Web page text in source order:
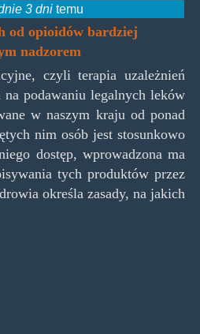
3 dni temu
od opioidów bardziej
nadzorem
czyli terapia uzależnień
podawaniu legalnych leków
w naszym kraju od ponad
nim osób jest stosunkowo
dostęp, wprowadzona ma
tych produktów przez
określa zasady, na jakich